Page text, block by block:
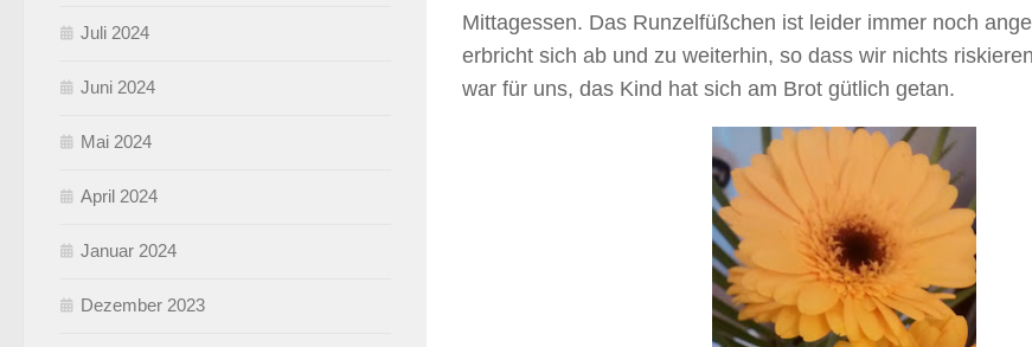
Mittagessen. Das Runzelfüßchen ist leider immer noch
erbricht sich ab und zu weiterhin, so dass wir nichts
war für uns, das Kind hat sich am Brot gütlich getan.
Juli 2024
Juni 2024
Mai 2024
April 2024
Januar 2024
Dezember 2023